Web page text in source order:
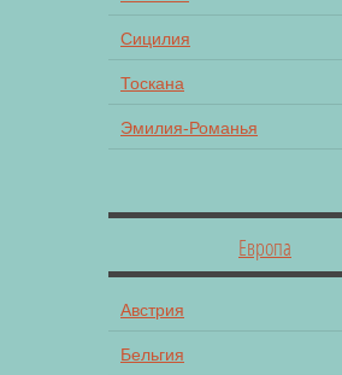
Сицилия
Тоскана
Эмилия-Романья
Европа
Австрия
Бельгия